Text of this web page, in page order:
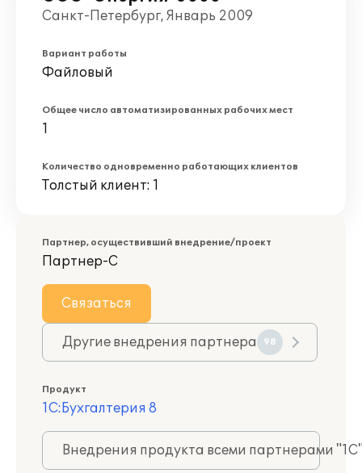
Санкт-Петербург, Январь 2009
Вариант работы
Файловый
Общее число автоматизированных рабочих мест
1
Количество одновременно работающих клиентов
Толстый клиент: 1
Партнер, осуществивший внедрение/проект
Партнер-С
Связаться
Другие внедрения партнера 98
Продукт
1С:Бухгалтерия 8
Внедрения продукта всеми партнерами